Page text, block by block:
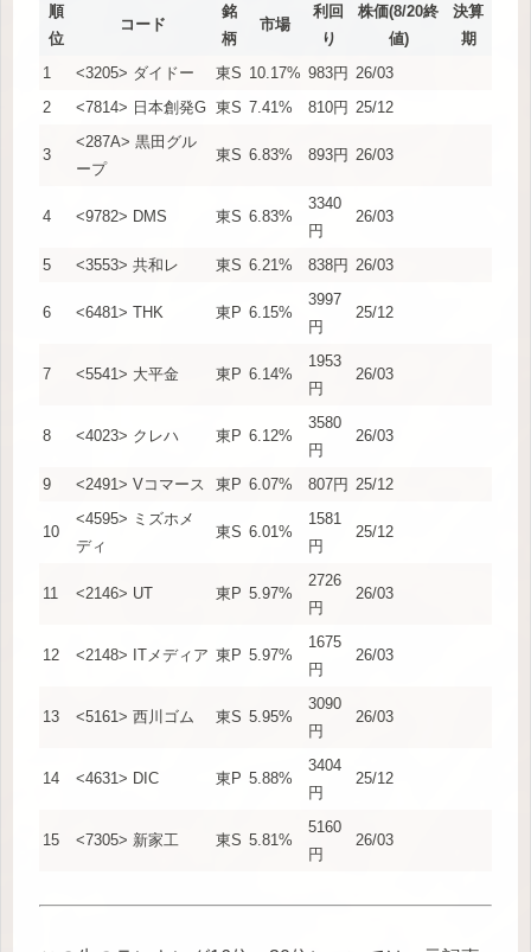
順
位
コード
銘
柄
市場
利回
り
株価(8/20終
値)
決算
期
1
<3205> ダイドー 東S 10.17% 983円 26/03
2
<7814> 日本創発G 東S 7.41% 810円 25/12
3
<287A> 黒田グル
ープ
東S 6.83% 893円 26/03
4 <9782> DMS 東S 6.83%
3340
円
26/03
5 <3553> 共和レ 東S 6.21% 838円 26/03
6 <6481> THK 東P 6.15%
3997
円
25/12
7 <5541> 大平金 東P 6.14%
1953
円
26/03
8 <4023> クレハ 東P 6.12%
3580
円
26/03
9 <2491> Vコマース 東P 6.07% 807円 25/12
10
<4595> ミズホメ
ディ
東S 6.01%
1581
円
25/12
11 <2146> UT 東P 5.97%
2726
円
26/03
12 <2148> ITメディア 東P 5.97%
1675
円
26/03
13 <5161> 西川ゴム 東S 5.95%
3090
円
26/03
14 <4631> DIC 東P 5.88%
3404
円
25/12
15 <7305> 新家工 東S 5.81%
5160
円
26/03